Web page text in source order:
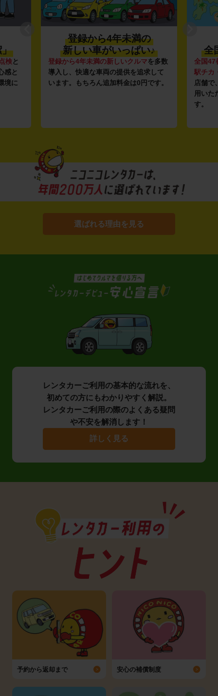
」
検と
感と
境に
登録から4年未満の
新しい車がいっぱい♪
登録から4年未満の新しいクルマを多数
導入し、快適な車両の提供を追求して
います。もちろん追加料金は0円です。
全
全国47
駅チカ
店舗で
用いた
す。
選ばれる理由を見る
レンタカーご利用の基本的な流れを、
初めての方にもわかりやすく解説。
レンタカーご利用の際のよくある疑問
や不安を解消します！
詳しく見る
予約から返却まで 安心の補償制度